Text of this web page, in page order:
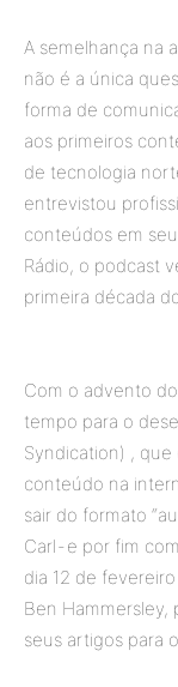
A semelhança na
não é a única
forma de
aos primeiros
de tecnologia
entrevistou
conteúdos em
Rádio, o podcast
primeira década
Com o advento
tempo para o
Syndication) ,
conteúdo na
sair do formato
Carl - e por fim
dia 12 de
Ben Hammersley,
seus artigos para